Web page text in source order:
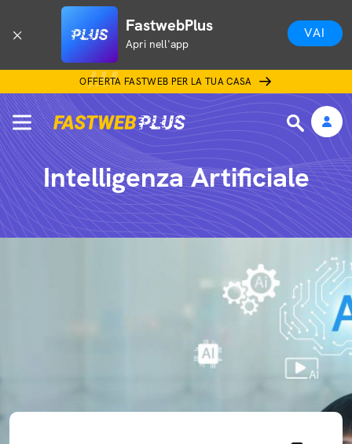
FastwebPlus
Apri nell'app
VAI
OFFERTA FASTWEB PER LA TUA CASA
Intelligenza Artificiale